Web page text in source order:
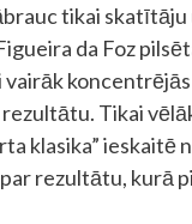
tikai skatītāju
da Foz
koncentrējās
Tikai
klasika” ieskaitē
rezultātu, kurā